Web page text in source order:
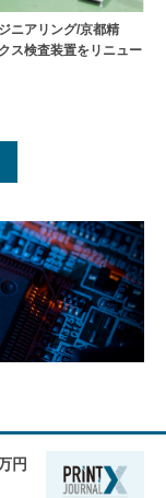
ニアリング/京都精
ス検査装置をリニュー
円